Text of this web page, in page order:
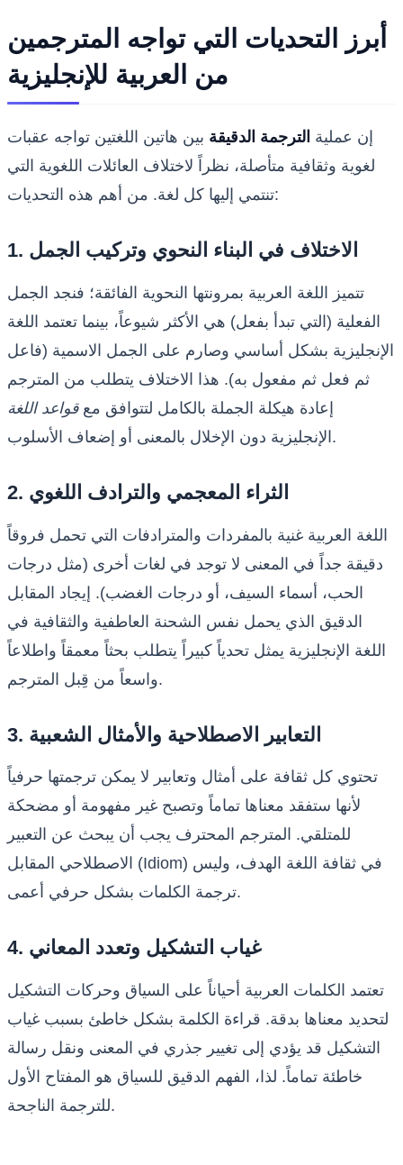
أبرز التحديات التي تواجه المترجمين
من العربية للإنجليزية
إن عملية الترجمة الدقيقة بين هاتين اللغتين تواجه عقبات
لغوية وثقافية متأصلة، نظراً لاختلاف العائلات اللغوية التي
تنتمي إليها كل لغة. من أهم هذه التحديات:
1. الاختلاف في البناء النحوي وتركيب الجمل
تتميز اللغة العربية بمرونتها النحوية الفائقة؛ فنجد الجمل
الفعلية (التي تبدأ بفعل) هي الأكثر شيوعاً، بينما تعتمد اللغة
الإنجليزية بشكل أساسي وصارم على الجمل الاسمية (فاعل
ثم فعل ثم مفعول به). هذا الاختلاف يتطلب من المترجم
إعادة هيكلة الجملة بالكامل لتتوافق معقواعد اللغة
الإنجليزية دون الإخلال بالمعنى أو إضعاف الأسلوب.
2. الثراء المعجمي والترادف اللغوي
اللغة العربية غنية بالمفردات والمترادفات التي تحمل فروقاً
دقيقة جداً في المعنى لا توجد في لغات أخرى (مثل درجات
الحب، أسماء السيف، أو درجات الغضب). إيجاد المقابل
الدقيق الذي يحمل نفس الشحنة العاطفية والثقافية في
اللغة الإنجليزية يمثل تحدياً كبيراً يتطلب بحثاً معمقاً واطلاعاً
واسعاً من قِبل المترجم.
3. التعابير الاصطلاحية والأمثال الشعبية
تحتوي كل ثقافة على أمثال وتعابير لا يمكن ترجمتها حرفياً
لأنها ستفقد معناها تماماً وتصبح غير مفهومة أو مضحكة
للمتلقي. المترجم المحترف يجب أن يبحث عن التعبير
الاصطلاحي المقابل (Idiom) في ثقافة اللغة الهدف، وليس
ترجمة الكلمات بشكل حرفي أعمى.
4. غياب التشكيل وتعدد المعاني
تعتمد الكلمات العربية أحياناً على السياق وحركات التشكيل
لتحديد معناها بدقة. قراءة الكلمة بشكل خاطئ بسبب غياب
التشكيل قد يؤدي إلى تغيير جذري في المعنى ونقل رسالة
خاطئة تماماً. لذا، الفهم الدقيق للسياق هو المفتاح الأول
للترجمة الناجحة.